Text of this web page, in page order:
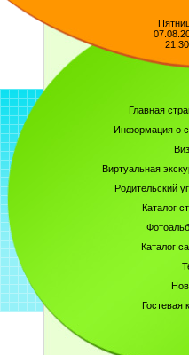
21:30
Главная
Информация о
Виртуальная
Родительский
Каталог
Каталог
Гостевая